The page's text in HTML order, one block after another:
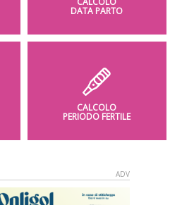
DATA PARTO
CALCOLO
PERIODO FERTILE